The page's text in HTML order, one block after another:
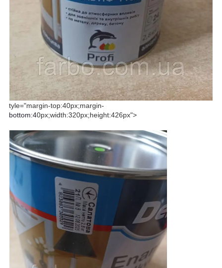
tyle="margin-top:40px;margin-
bottom:40px;width:320px;height:426px">